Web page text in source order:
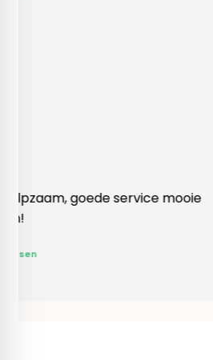
Heel behulpzaam, goede service
produkten!
Yvonne Claessen